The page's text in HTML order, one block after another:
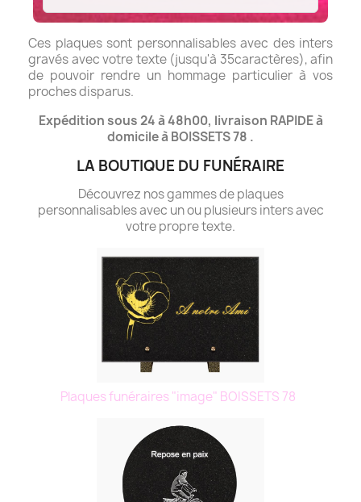
Ces plaques sont personnalisables avec des inters
gravés avec votre texte (jusqu'à 35caractères), afin
de pouvoir rendre un hommage particulier à vos
proches disparus.
Expédition sous 24 à 48h00, livraison RAPIDE à
domicile à BOISSETS 78 .
LA BOUTIQUE DU FUNÉRAIRE
Découvrez nos gammes de plaques
personnalisables avec un ou plusieurs inters avec
votre propre texte.
Plaques funéraires "image" BOISSETS 78